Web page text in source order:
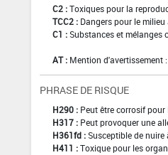
C2 : Toxiques pour la
TCC2 : Dangers pour le
C1 : Substances et mélanges
AT : Mention d'avertissement
PHRASE DE RISQUE
H290 : Peut être corrosif pour
H317 : Peut provoquer une
H361fd : Susceptible de
H411 : Toxique pour les